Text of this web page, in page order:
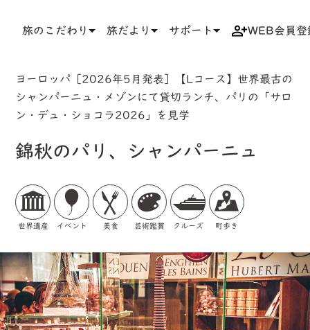
旅のこだわり 旅だより サポート WEB会員登
ヨーロッパ［2026年5月発表］【Lコース】世界最古の
シャンパーニュ・メゾンにて貸切ランチ、パリの「サロ
ン・デュ・ショコラ2026」を見学
錦秋のパリ、シャンパーニュ
世界遺産 イベント 美食 芸術鑑賞 クルーズ 町歩き